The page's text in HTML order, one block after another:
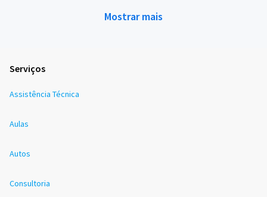
Mostrar mais
Serviços
Assistência Técnica
Aulas
Autos
Consultoria